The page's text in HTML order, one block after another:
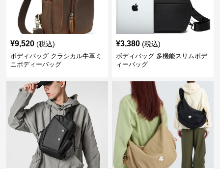
¥9,520 (税込)
ボディバッグ クラシカル牛革ミ
ニボディーバッグ
¥3,380 (税込)
ボディバッグ 多機能スリムボデ
ィーバッグ